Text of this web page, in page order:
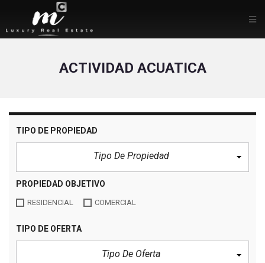
ACTIVIDAD ACUATICA
TIPO DE PROPIEDAD
Tipo De Propiedad
PROPIEDAD OBJETIVO
RESIDENCIAL COMERCIAL
TIPO DE OFERTA
Tipo De Oferta